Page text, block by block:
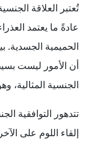
تُعتبر العلاقة
عادةً ما يعتمد
الحميمية الجسدية.
أن الأمور ليست
الجنسية المثالية،
تتدهور التوافقية
إلقاء اللوم على